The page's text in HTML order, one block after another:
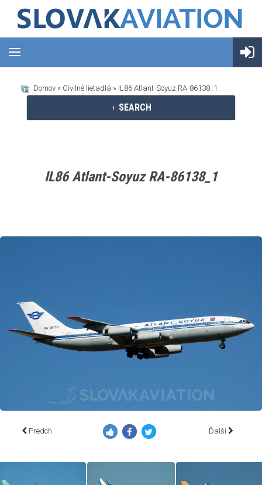
Domov » Civilné lietadlá » IL86 Atlant-Soyuz RA-86138_1
SEARCH
IL86 Atlant-Soyuz RA-86138_1
Predch. Ďalší